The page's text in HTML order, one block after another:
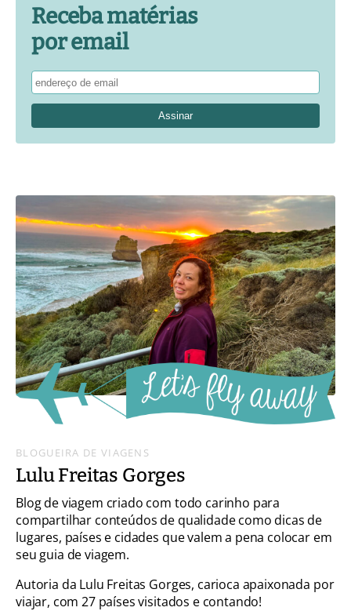
Receba matérias
por email
BLOGUEIRA DE VIAGENS
Lulu Freitas Gorges
Blog de viagem criado com todo carinho para
compartilhar conteúdos de qualidade como dicas de
lugares, países e cidades que valem a pena colocar em
seu guia de viagem.
Autoria da Lulu Freitas Gorges, carioca apaixonada por
viajar, com 27 países visitados e contando!